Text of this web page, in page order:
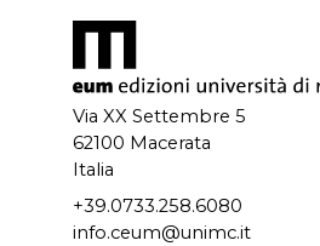
Via XX Settembre 5
62100 Macerata
Italia
+39.0733.258.6080
info.ceum@unimc.it